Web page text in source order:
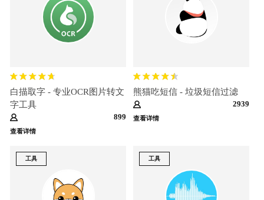
白描取字 - 专业OCR图片转文
字工具
899
查看详情
熊猫吃短信 - 垃圾短信过滤
2939
查看详情
工具 工具